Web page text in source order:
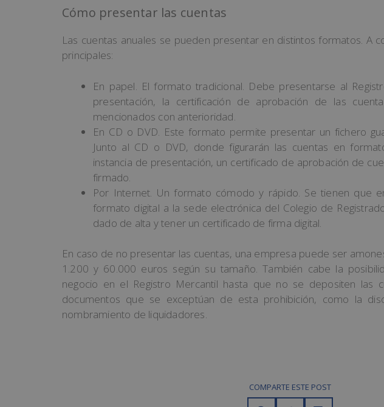
Cómo presentar las cuentas
Las cuentas anuales se pueden presentar en distintos formatos. A
principales:
En papel. El formato tradicional. Debe presentarse al
presentación, la certificación de aprobación de las
mencionados con anterioridad.
En CD o DVD. Este formato permite presentar un fichero
Junto al CD o DVD, donde figurarán las cuentas en
instancia de presentación, un certificado de aprobación de
firmado.
Por Internet. Un formato cómodo y rápido. Se tienen que
formato digital a la sede electrónica del Colegio de
dado de alta y tener un certificado de firma digital.
En caso de no presentar las cuentas, una empresa puede ser
1.200 y 60.000 euros según su tamaño. También cabe la
negocio en el Registro Mercantil hasta que no se depositen las
documentos que se exceptúan de esta prohibición, como la
nombramiento de liquidadores.
COMPARTE ESTE POST